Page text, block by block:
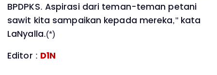
BPDPKS. Aspirasi dari teman-teman petani
sawit kita sampaikan kepada mereka," kata
LaNyalla.(*)
Editor : D1N